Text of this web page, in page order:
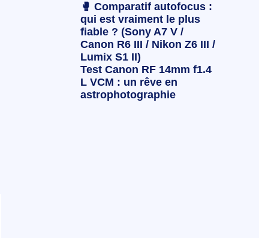
🥊 Comparatif autofocus :
qui est vraiment le plus
fiable ? (Sony A7 V /
Canon R6 III / Nikon Z6 III /
Lumix S1 II)
Test Canon RF 14mm f1.4
L VCM : un rêve en
astrophotographie